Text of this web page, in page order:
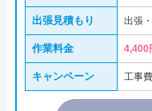
出張見積もり 出張
作業料金 4,400
キャンペーン 工事